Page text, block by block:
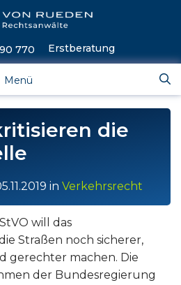
Menü
770 Erstberatung
die
in Verkehrsrecht
will das
Straßen noch sicherer,
gerechter machen. Die
der Bundesregierung